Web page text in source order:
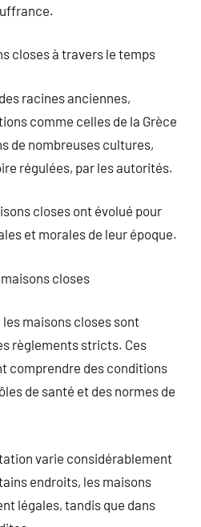
closes à travers le temps
racines anciennes,
comme celles de la Grèce
de nombreuses cultures,
régulées, par les autorités.
closes ont évolué pour
et morales de leur époque.
closes
les maisons closes sont
règlements stricts. Ces
comprendre des conditions
de santé et des normes de
varie considérablement
endroits, les maisons
légales, tandis que dans